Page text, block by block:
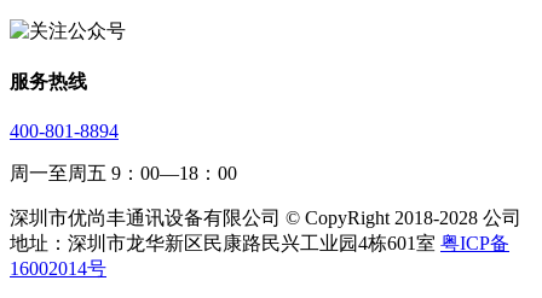
服务热线
400-801-8894
周一至周五 9：00—18：00
深圳市优尚丰通讯设备有限公司 © CopyRight 2018-2028 公司
地址：深圳市龙华新区民康路民兴工业园4栋601室 粤ICP备
16002014号